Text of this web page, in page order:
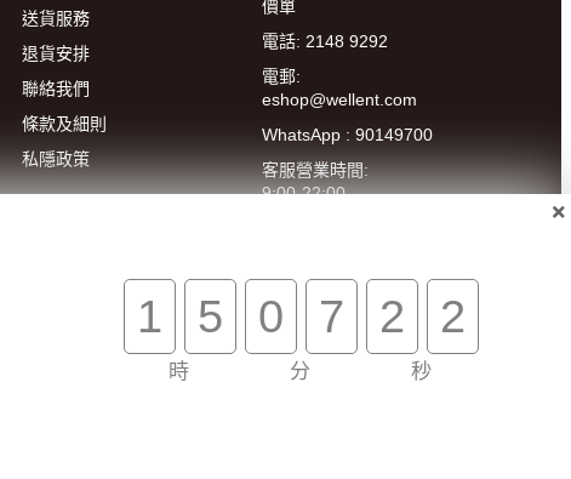
送貨服務
退貨安排
聯絡我們
條款及細則
私隱政策
價單
電話: 2148 9292
電郵:
eshop@wellent.com
WhatsApp : 90149700
客服營業時間:
9:00-22:00
1 5
時
0 7
分
2 1
秒